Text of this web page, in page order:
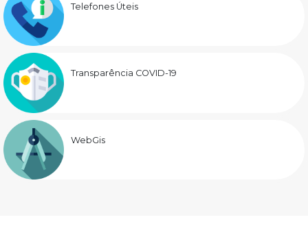
Telefones Úteis
Transparência COVID-19
WebGis